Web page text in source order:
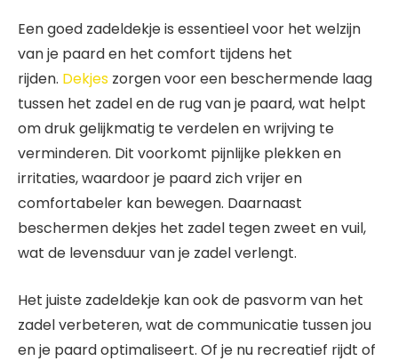
Een goed zadeldekje is essentieel voor het welzijn
van je paard en het comfort tijdens het
rijden. Dekjes zorgen voor een beschermende laag
tussen het zadel en de rug van je paard, wat helpt
om druk gelijkmatig te verdelen en wrijving te
verminderen. Dit voorkomt pijnlijke plekken en
irritaties, waardoor je paard zich vrijer en
comfortabeler kan bewegen. Daarnaast
beschermen dekjes het zadel tegen zweet en vuil,
wat de levensduur van je zadel verlengt.
Het juiste zadeldekje kan ook de pasvorm van het
zadel verbeteren, wat de communicatie tussen jou
en je paard optimaliseert. Of je nu recreatief rijdt of